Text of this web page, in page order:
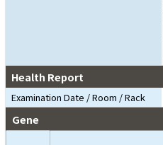
Health Report
Examination Date / Room / Rack
Gene